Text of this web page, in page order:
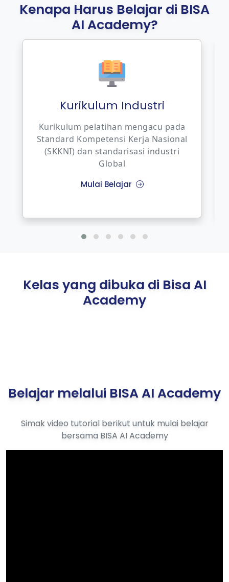
Kenapa Harus Belajar di BISA
AI Academy?
Industri
mengacu pada
Kerja Nasional
standarisasi industri
Anda dapat
setelah
Kelas yang dibuka di Bisa AI
Academy
Belajar melalui BISA AI Academy
Simak video tutorial berikut untuk mulai belajar
bersama BISA AI Academy